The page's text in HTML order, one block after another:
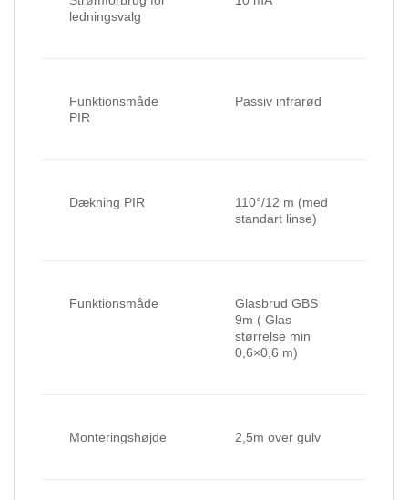
ledningsvalg
Funktionsmåde
PIR
Passiv infrarød
Dækning PIR
110°/12 m (med
standart linse)
Funktionsmåde
Glasbrud GBS
9m ( Glas
størrelse min
0,6×0,6 m)
Monteringshøjde 2,5m over gulv